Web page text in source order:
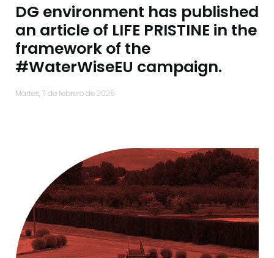
DG environment has published
an article of LIFE PRISTINE in the
framework of the
#WaterWiseEU campaign.
martes, 11 de febrero de 2025